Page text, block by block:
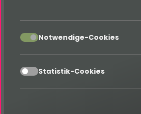
Erzeugung von UPS-
/Schnittstelle in das Shop-
werden.Dafür muss die Extension
erscheint im Record
accept Notwendige-Cookies
accept Statistik-Cookies